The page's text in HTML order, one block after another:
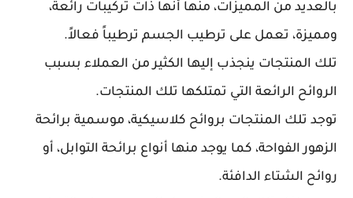
بالعديد من المميزات، منها أنها ذات تركيبات رائعة،
ومميزة، تعمل على ترطيب الجسم ترطيباً فعالاً.
تلك المنتجات ينجذب إليها الكثير من العملاء بسبب
الروائح الرائعة التي تمتلكها تلك المنتجات.
توجد تلك المنتجات بروائح كلاسيكية، موسمية برائحة
الزهور الفواحة، كما يوجد منها أنواع برائحة التوابل، أو
روائح الشتاء الدافئة.